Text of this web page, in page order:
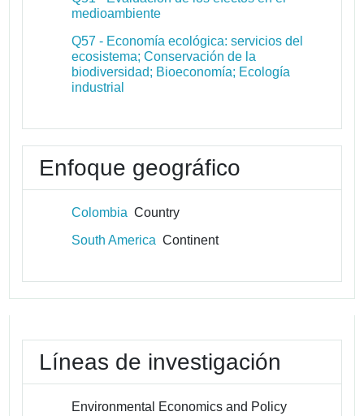
medioambiente
Q57 - Economía ecológica: servicios del
ecosistema; Conservación de la
biodiversidad; Bioeconomía; Ecología
industrial
Enfoque geográfico
Colombia Country
South America Continent
Líneas de investigación
Environmental Economics and Policy